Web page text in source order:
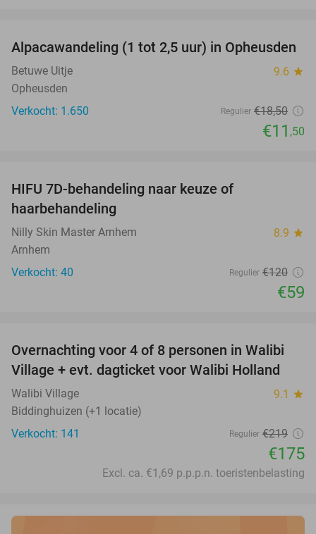
38%
Alpacawandeling (1 tot 2,5 uur) in Opheusden
Betuwe Uitje 9.6 star
Opheusden
Verkocht: 1.650
Regulier €18,50
€11 ,50
HIFU 7D-behandeling naar keuze of
haarbehandeling
Nilly Skin Master Arnhem 8.9 star
Arnhem
Verkocht: 40
Regulier €120
€59
20%
Overnachting voor 4 of 8 personen in Walibi
Village + evt. dagticket voor Walibi Holland
Walibi Village 9.1 star
Biddinghuizen (+1 locatie)
Verkocht: 141
Regulier €219
€175
Excl. ca. €1,69 p.p.p.n. toeristenbelasting